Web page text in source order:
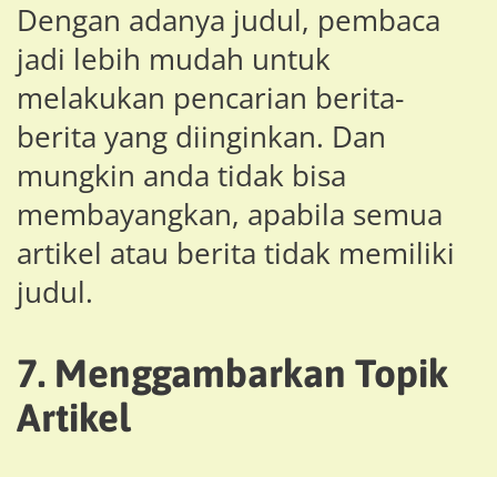
Dengan adanya judul, pembaca
jadi lebih mudah untuk
melakukan pencarian berita-
berita yang diinginkan. Dan
mungkin anda tidak bisa
membayangkan, apabila semua
artikel atau berita tidak memiliki
judul.
7. Menggambarkan Topik
Artikel